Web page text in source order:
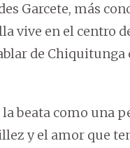
Garcete, más
vive en el centro
de
beata como una
y el amor que